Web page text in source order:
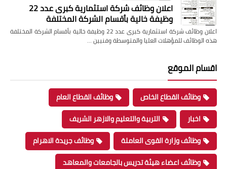
اعلان وظائف شركة استثمارية كبرى عدد 22
وظيفة خالية بأقسام الشركة المختلفة
اعلان وظائف شركة استثمارية كبرى عدد 22 وظيفة خالية بأقسام الشركة المختلفة
هذه الوظائف للمؤهلات العليا والمتوسطة وفنيين …
اقسام الموقع
وظائف القطاع الخاص
وظائف القطاع العام
اخبار
التربية والتعليم والازهر الشريف
وظائف وزارة القوى العاملة
وظائف جريدة الاهرام
وظائف اعضاء هيئة تدريس بالجامعات والمعاهد